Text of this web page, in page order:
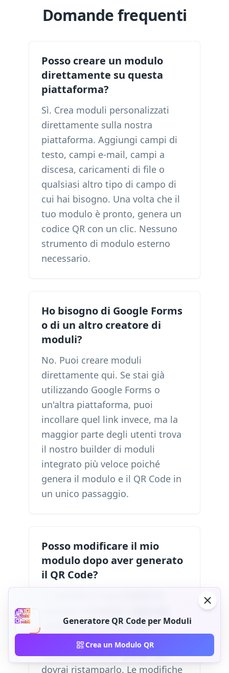
Domande frequenti
Posso creare un modulo
direttamente su questa
piattaforma?
Sì. Crea moduli personalizzati
direttamente sulla nostra
piattaforma. Aggiungi campi di
testo, campi e-mail, campi a
discesa, caricamenti di file o
qualsiasi altro tipo di campo di
cui hai bisogno. Una volta che il
tuo modulo è pronto, genera un
codice QR con un clic. Nessuno
strumento di modulo esterno
necessario.
Ho bisogno di Google Forms
o di un altro creatore di
moduli?
No. Puoi creare moduli
direttamente qui. Se stai già
utilizzando Google Forms o
un'altra piattaforma, puoi
incollare quel link invece, ma la
maggior parte degli utenti trova
il nostro builder di moduli
integrato più veloce poiché
genera il modulo e il QR Code in
un unico passaggio.
Posso modificare il mio
modulo dopo aver generato
il QR Code?
campi, cambia domande,
aggiorna opzioni. Il QR Code
rimarrà lo stesso, quindi non
dovrai ristamparlo. Le modifiche
Generatore QR Code per Moduli
Crea un Modulo QR